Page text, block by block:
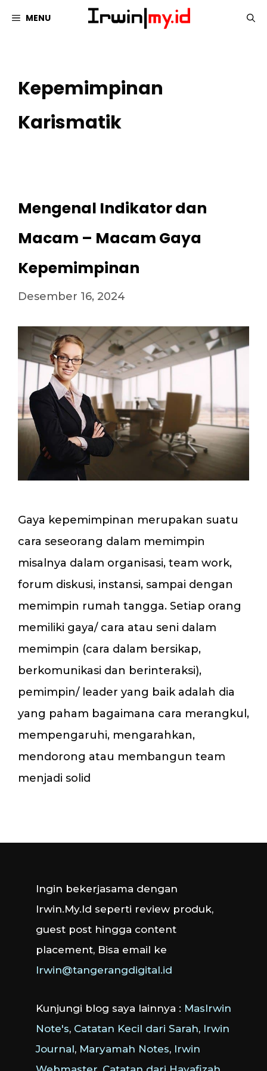
MENU
Kepemimpinan
Karismatik
Mengenal Indikator dan
Macam – Macam Gaya
Kepemimpinan
Desember 16, 2024
Gaya kepemimpinan merupakan suatu
cara seseorang dalam memimpin
misalnya dalam organisasi, team work,
forum diskusi, instansi, sampai dengan
memimpin rumah tangga. Setiap orang
memiliki gaya/ cara atau seni dalam
memimpin (cara dalam bersikap,
berkomunikasi dan berinteraksi),
pemimpin/ leader yang baik adalah dia
yang paham bagaimana cara merangkul,
mempengaruhi, mengarahkan,
mendorong atau membangun team
menjadi solid
Ingin bekerjasama dengan
Irwin.My.Id seperti review produk,
guest post hingga content
placement, Bisa email ke
Irwin@tangerangdigital.id
Kunjungi blog saya lainnya : MasIrwin
Note's, Catatan Kecil dari Sarah, Irwin
Journal, Maryamah Notes, Irwin